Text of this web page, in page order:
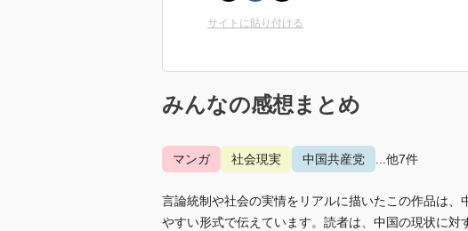
サイトに貼り付ける
みんなの感想まとめ
マンガ 社会現実 中国共産党 ...他7件
言論統制や社会の実情をリアルに描いたこの作品は
やすい形式で伝えています。読者は、中国の現状に